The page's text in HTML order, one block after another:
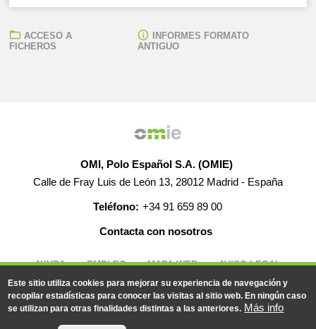
ACCESO A
FICHEROS
INFORMES FORMATO
ANTIGUO
OMI, Polo Español S.A. (OMIE)
Calle de Fray Luis de León 13, 28012 Madrid - España
Teléfono: +34 91 659 89 00
Contacta con nosotros
© 2019-2026 - Todos los derechos reservados
AYUDA EMPLEO MAPA WEB AVISO LEGAL
Este sitio utiliza cookies para mejorar su experiencia de navegación y
recopilar estadísticas para conocer las visitas al sitio web. En ningún caso
se utilizan para otras finalidades distintas a las anteriores. Más info